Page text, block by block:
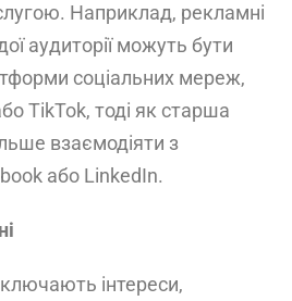
Наприклад, рекламні
аудиторії можуть бути
соціальних мереж,
TikTok, тоді як старша
взаємодіяти з
або LinkedIn.
інтереси,